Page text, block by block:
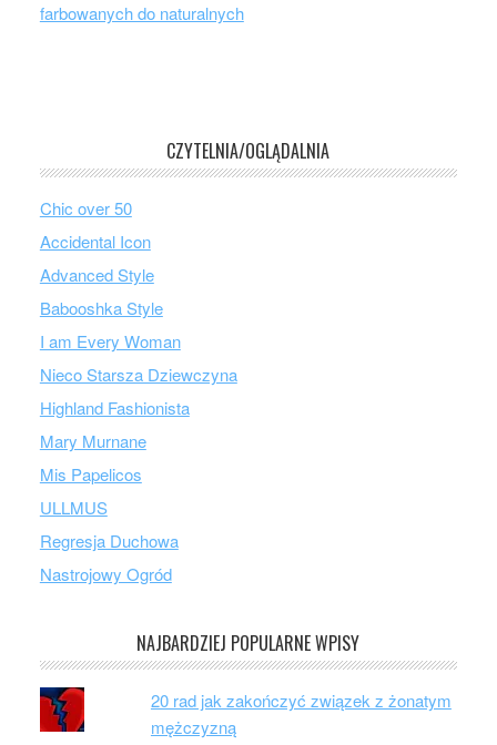
farbowanych do naturalnych
CZYTELNIA/OGLĄDALNIA
Chic over 50
Accidental Icon
Advanced Style
Babooshka Style
I am Every Woman
Nieco Starsza Dziewczyna
Highland Fashionista
Mary Murnane
Mis Papelicos
ULLMUS
Regresja Duchowa
Nastrojowy Ogród
NAJBARDZIEJ POPULARNE WPISY
20 rad jak zakończyć związek z żonatym
mężczyzną